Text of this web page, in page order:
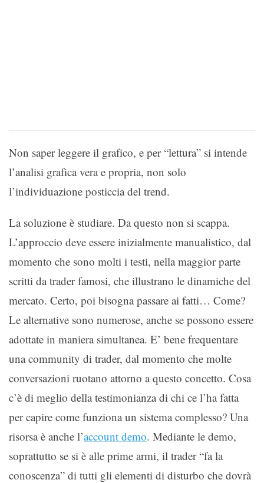
Non saper leggere il grafico, e per “lettura” si intende
l’analisi grafica vera e propria, non solo
l’individuazione posticcia del trend.
La soluzione è studiare. Da questo non si scappa.
L’approccio deve essere inizialmente manualistico, dal
momento che sono molti i testi, nella maggior parte
scritti da trader famosi, che illustrano le dinamiche del
mercato. Certo, poi bisogna passare ai fatti… Come?
Le alternative sono numerose, anche se possono essere
adottate in maniera simultanea. E’ bene frequentare
una community di trader, dal momento che molte
conversazioni ruotano attorno a questo concetto. Cosa
c’è di meglio della testimonianza di chi ce l’ha fatta
per capire come funziona un sistema complesso? Una
risorsa è anche l’account demo. Mediante le demo,
soprattutto se si è alle prime armi, il trader “fa la
conoscenza” di tutti gli elementi di disturbo che dovrà